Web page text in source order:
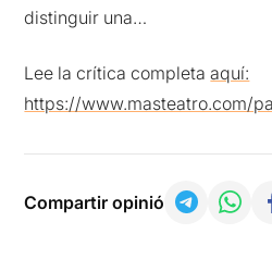
distinguir una…
Lee la crítica completaaquí:
https://www.masteatro.com/
Compartir opinió